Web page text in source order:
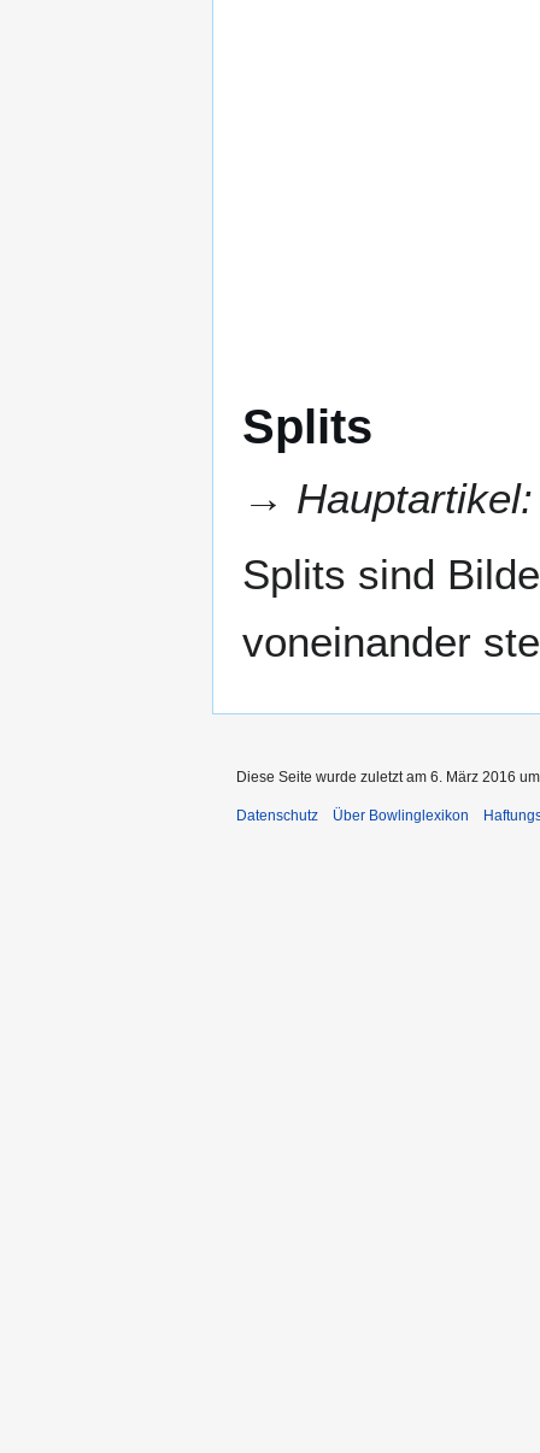
Splits
→ Hauptartikel
Splits sind
voneinander
Diese Seite wurde zuletzt am 6. März 2016
Datenschutz Über Bowlinglexikon